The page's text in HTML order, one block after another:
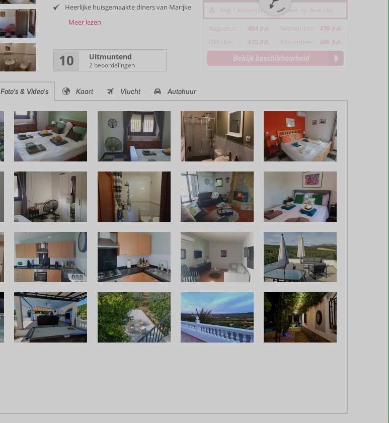
Heerlijke huisgemaakte diners van Marijke
Meer lezen
10 Uitmuntend
2 beoordelingen
Nog 1 kamer(s) beschikbaar op deze site
Augustus 404 p.p. September 479 p.p.
Oktober 475 p.p. November 466 p.p.
Bekijk beschikbaarheid
Foto's & Video's Kaart Vlucht Autohuur